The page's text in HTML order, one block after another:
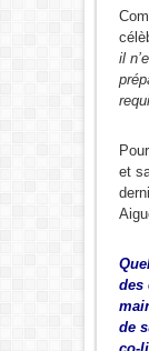
il
et
des
de